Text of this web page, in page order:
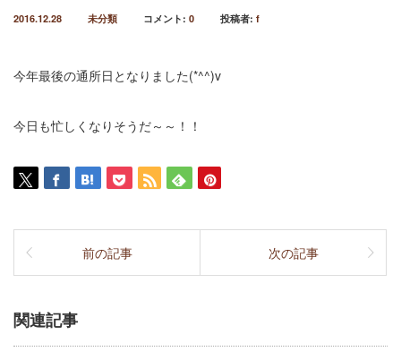
2016.12.28 未分類 コメント: 0 投稿者: f
今年最後の通所日となりました(*^^)v
今日も忙しくなりそうだ～～！！
前の記事 次の記事
関連記事